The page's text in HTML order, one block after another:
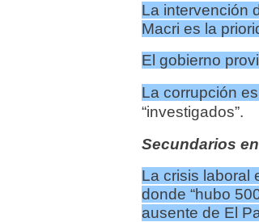
La intervención
Macri es la
El gobierno
La corrupción
“investigados”.
Secundarios
La crisis laboral
donde “hubo
ausente de El